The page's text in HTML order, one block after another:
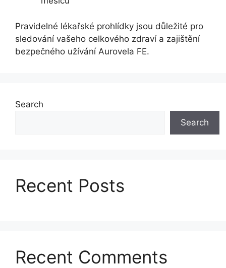
Pravidelné lékařské prohlídky jsou důležité pro
sledování vašeho celkového zdraví a zajištění
bezpečného užívání Aurovela FE.
Search
Search
Recent Posts
Recent Comments